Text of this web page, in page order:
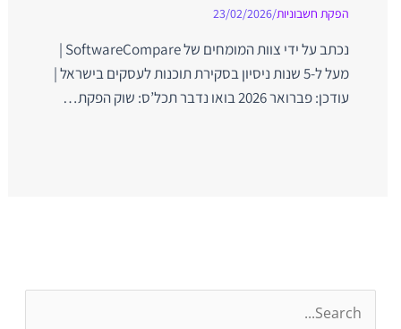
הפקת חשבוניות/
23/02/2026
נכתב על ידי צוות המומחים של SoftwareCompare |
מעל ל-5 שנות ניסיון בסקירת תוכנות לעסקים בישראל |
עודכן: פברואר 2026 בואו נדבר תכל’ס: שוק הפקת…